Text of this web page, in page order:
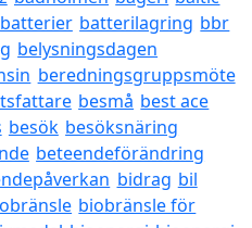
batterier batterilagring bbr
belysningsdagen
beredningsgruppsmöte
besmå best ace
besök besöksnäring
beteendeförändring
bidrag bil
biobränsle för